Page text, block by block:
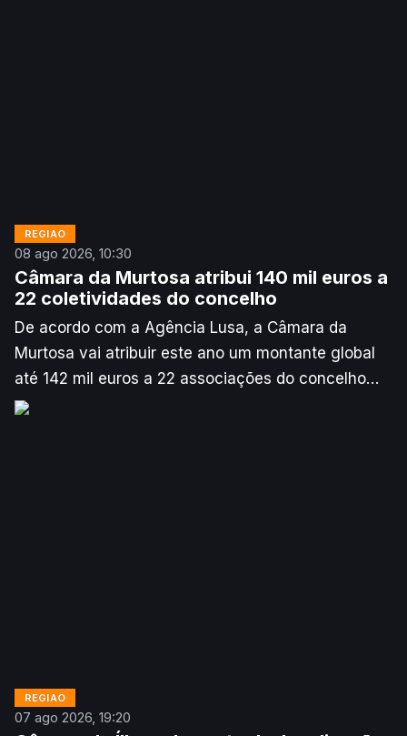
REGIÃO
08 ago 2026, 10:30
Câmara da Murtosa atribui 140 mil euros a
22 coletividades do concelho
De acordo com a Agência Lusa, a Câmara da
Murtosa vai atribuir este ano um montante global
até 142 mil euros a 22 associações do concelho
que se candidataram ao Programa de Apoio às
REGIÃO
07 ago 2026, 19:20